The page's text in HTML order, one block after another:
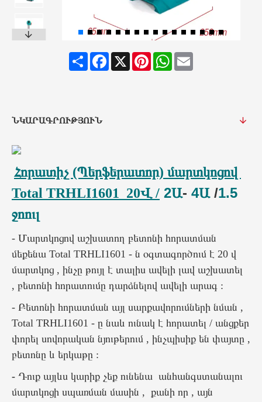
ShareFacebook
X PinterestWhatsApp
Email
ՆԿԱՐԱԳՐՈՒԹՅՈՒՆ
Հորատիչ (Պերֆերատոր) մարտկոցով
Total TRHLI1601 20Վ / 2Ա- 4Ա/1.5
ջոուլ
- Մարտկոցով աշխատող բետոնի հորատման
մեքենա Total TRHLI1601 - ն օգտագործում է 20 վ
մարտկոց , ինչը թույլ է տալիս ավելի լավ աշխատել
, բետոնի հորատումը դարձնելով ավելի արագ :
- Բետոնի հորատման այլ սարքավորումների նման ,
Total TRHLI1601 - ը նաև ունակ է հորատել / անցքեր
փորել սովորական նյութերում , ինչպիսիք են փայտը ,
բետոնը և երկաթը :
- Դուք այլևս կարիք չեք ունենա անհանգստանալու
մարտկոցի սպառման մասին , քանի որ , այն